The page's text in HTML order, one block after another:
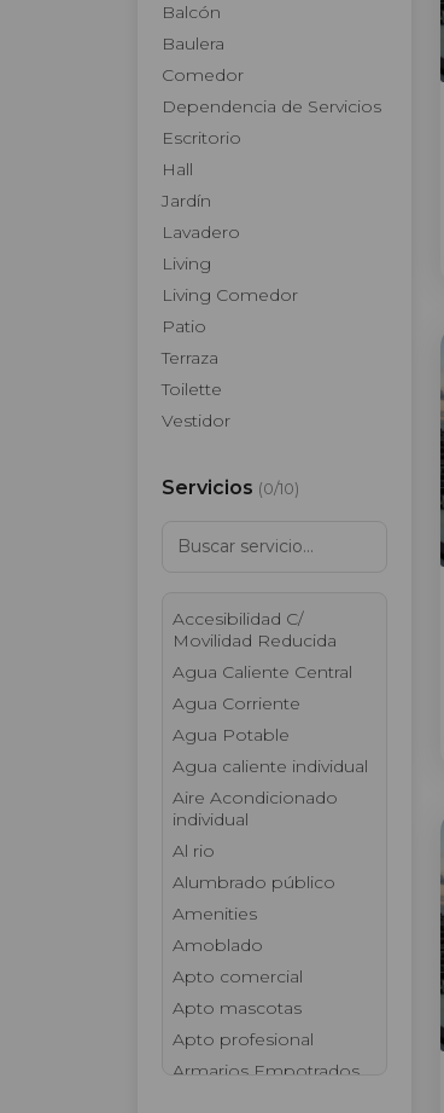
Balcón
Baulera
Comedor
Dependencia de Servicios
Escritorio
Hall
Jardín
Lavadero
Living
Living Comedor
Patio
Terraza
Toilette
Vestidor
Servicios (0/10)
Accesibilidad C/
Movilidad Reducida
Agua Caliente Central
Agua Corriente
Agua Potable
Agua caliente individual
Aire Acondicionado
individual
Al rio
Alumbrado público
Amenities
Amoblado
Apto comercial
Apto mascotas
Apto profesional
Armarios Empotrados